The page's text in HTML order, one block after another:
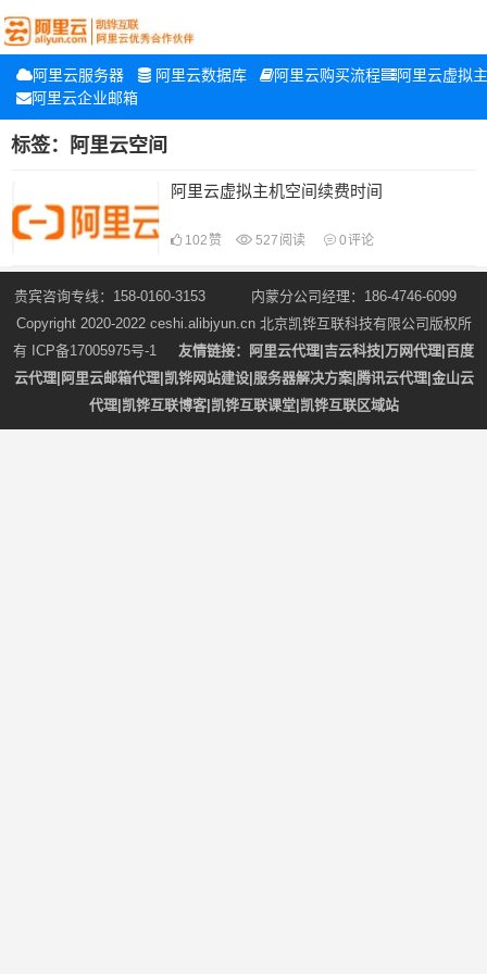
阿里云服务器 阿里云数据库 阿里云购买流程
阿里云虚拟
阿里云企业邮箱
标签：阿里云空间
阿里云虚拟主机空间续费时间
102 赞 527 阅读 0评论
贵宾咨询专线：158-0160-3153 内蒙分公司经理：186-4746-6099
Copyright 2020-2022 ceshi.alibjyun.cn北京凯铧互联科技有限公司版权所
有 ICP备17005975号-1 友情链接： 阿里云代理 吉云科技 万网代理 百度
云代理| 阿里云邮箱代理| 凯铧网站建设| 服务器解决方案| 腾讯云代理| 金山云
代理| 凯铧互联博客| 凯铧互联课堂| 凯铧互联区域站